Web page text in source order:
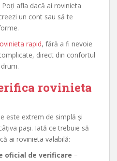
afla dacă ai rovinieta
un cont sau să te
rapid, fără a fi nevoie
direct din confortul
rovinieta
este extrem de simplă și
pași. Iată ce trebuie să
ai rovinieta valabilă:
oficial de verificare –